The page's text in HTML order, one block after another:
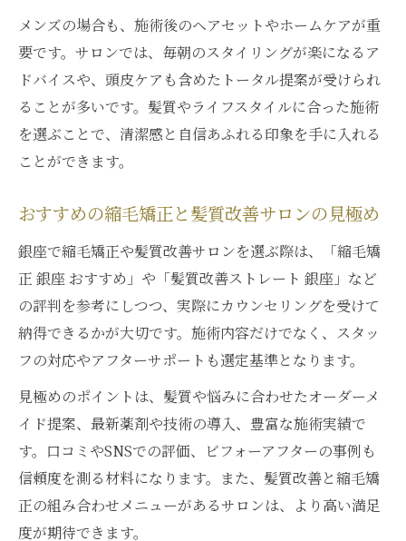
メンズの場合も、施術後のヘアセットやホームケアが重
要です。サロンでは、毎朝のスタイリングが楽になるア
ドバイスや、頭皮ケアも含めたトータル提案が受けられ
ることが多いです。髪質やライフスタイルに合った施術
を選ぶことで、清潔感と自信あふれる印象を手に入れる
ことができます。
おすすめの縮毛矯正と髪質改善サロンの見極め
銀座で縮毛矯正や髪質改善サロンを選ぶ際は、「縮毛矯
正 銀座 おすすめ」や「髪質改善ストレート 銀座」など
の評判を参考にしつつ、実際にカウンセリングを受けて
納得できるかが大切です。施術内容だけでなく、スタッ
フの対応やアフターサポートも選定基準となります。
見極めのポイントは、髪質や悩みに合わせたオーダーメ
イド提案、最新薬剤や技術の導入、豊富な施術実績で
す。口コミやSNSでの評価、ビフォーアフターの事例も
信頼度を測る材料になります。また、髪質改善と縮毛矯
正の組み合わせメニューがあるサロンは、より高い満足
度が期待できます。